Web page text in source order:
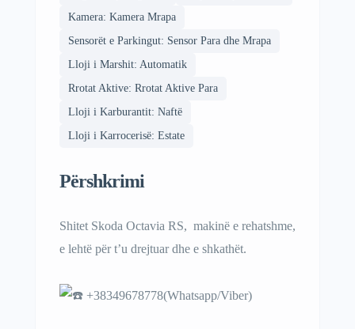
Kamera: Kamera Mrapa
Sensorët e Parkingut: Sensor Para dhe Mrapa
Lloji i Marshit: Automatik
Rrotat Aktive: Rrotat Aktive Para
Lloji i Karburantit: Naftë
Lloji i Karrocerisë: Estate
Përshkrimi
Shitet Skoda Octavia RS, makinë e rehatshme,
e lehtë për t’u drejtuar dhe e shkathët.
+38349678778(Whatsapp/Viber)